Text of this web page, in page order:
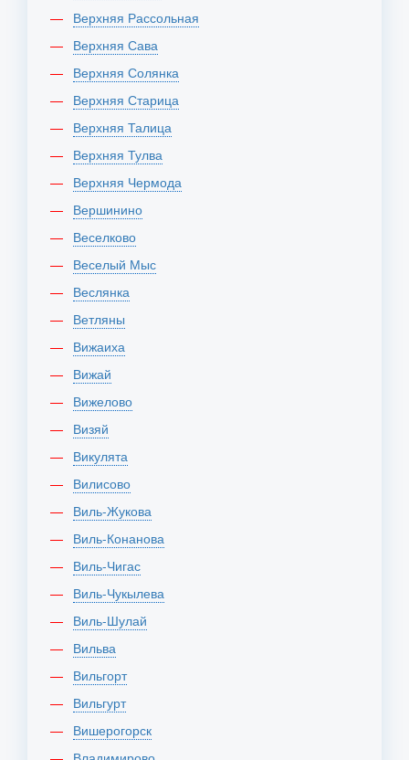
Верхняя Рассольная
Верхняя Сава
Верхняя Солянка
Верхняя Старица
Верхняя Талица
Верхняя Тулва
Верхняя Чермода
Вершинино
Веселково
Веселый Мыс
Веслянка
Ветляны
Вижаиха
Вижай
Вижелово
Визяй
Викулята
Вилисово
Виль-Жукова
Виль-Конанова
Виль-Чигас
Виль-Чукылева
Виль-Шулай
Вильва
Вильгорт
Вильгурт
Вишерогорск